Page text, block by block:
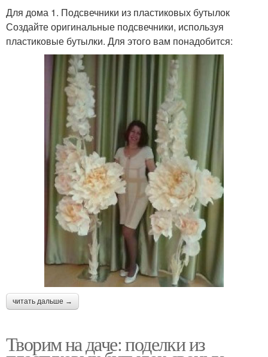
Для дома 1. Подсвечники из пластиковых бутылок
Создайте оригинальные подсвечники, используя
пластиковые бутылки. Для этого вам понадобится:
читать дальше →
Творим на даче: поделки из